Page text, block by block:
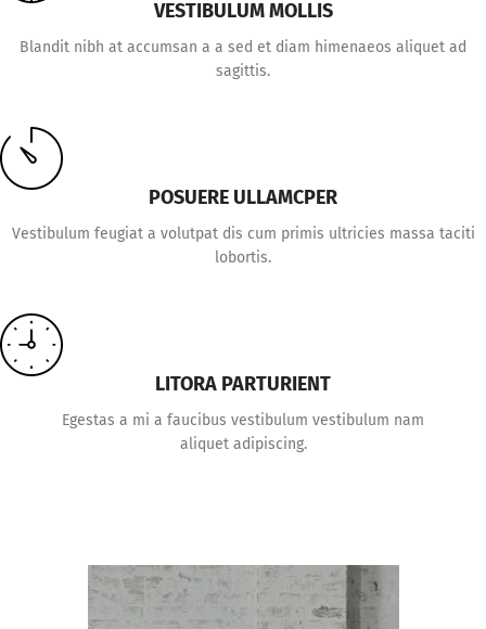
VESTIBULUM MOLLIS
Blandit nibh at accumsan a a sed et diam himenaeos aliquet ad
sagittis.
POSUERE ULLAMCPER
Vestibulum feugiat a volutpat dis cum primis ultricies massa taciti
lobortis.
LITORA PARTURIENT
Egestas a mi a faucibus vestibulum vestibulum nam
aliquet adipiscing.